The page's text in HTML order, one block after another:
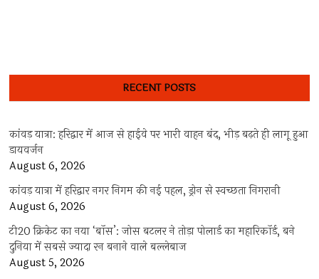
RECENT POSTS
कांवड़ यात्रा: हरिद्वार में आज से हाईवे पर भारी वाहन बंद, भीड़ बढ़ते ही लागू हुआ
डायवर्जन
August 6, 2026
कांवड़ यात्रा में हरिद्वार नगर निगम की नई पहल, ड्रोन से स्वच्छता निगरानी
August 6, 2026
टी20 क्रिकेट का नया ‘बॉस’: जोस बटलर ने तोड़ा पोलार्ड का महारिकॉर्ड, बने
दुनिया में सबसे ज्यादा रन बनाने वाले बल्लेबाज
August 5, 2026